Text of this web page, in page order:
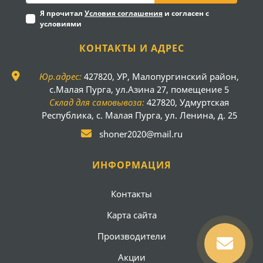
Я прочитал Условия соглашения и согласен с
условиями
КОНТАКТЫ И АДРЕС
Юр.адрес: 427820, УР, Малопургинский район,
с.Малая Пурга, ул.Азина 27, помещение 5
Склад для самовывоза: 427820, Удмуртская
Республика, с. Малая Пурга, ул. Ленина, д. 25
shoner2020@mail.ru
ИНФОРМАЦИЯ
Контакты
Карта сайта
Производители
Акции